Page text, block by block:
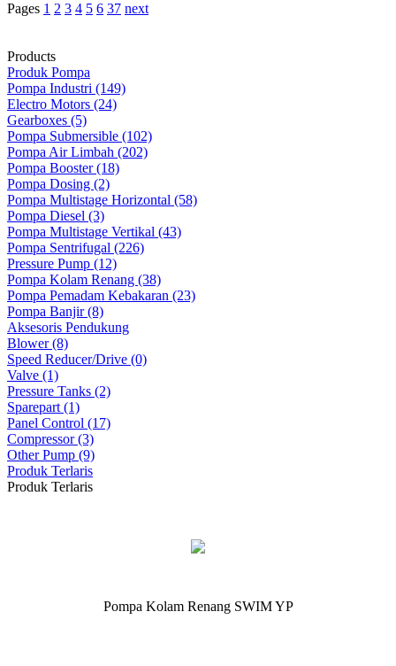
Pages 1 2 3 4 5 6 37 next
Products
Produk Pompa
Pompa Industri (149)
Electro Motors (24)
Gearboxes (5)
Pompa Submersible (102)
Pompa Air Limbah (202)
Pompa Booster (18)
Pompa Dosing (2)
Pompa Multistage Horizontal (58)
Pompa Diesel (3)
Pompa Multistage Vertikal (43)
Pompa Sentrifugal (226)
Pressure Pump (12)
Pompa Kolam Renang (38)
Pompa Pemadam Kebakaran (23)
Pompa Banjir (8)
Aksesoris Pendukung
Blower (8)
Speed Reducer/Drive (0)
Valve (1)
Pressure Tanks (2)
Sparepart (1)
Panel Control (17)
Compressor (3)
Other Pump (9)
Produk Terlaris
Produk Terlaris
Pompa Kolam Renang SWIM YP